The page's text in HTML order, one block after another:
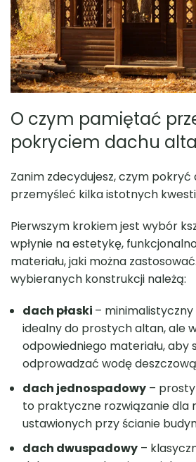
O czym pamiętać
pokryciem dachu
Zanim zdecydujesz, czym
przemyśleć kilka istotnych
Pierwszym krokiem jest wybór
wpłynie na estetykę,
materiału, jaki można
wybieranych konstrukcji należą:
dach płaski –
idealny do prostych altan, ale
odpowiedniego materiału, aby
odprowadzać wodę
dach jednospadowy –
to praktyczne rozwiązanie dla
ustawionych przy ścianie
dach dwuspadowy –
zł